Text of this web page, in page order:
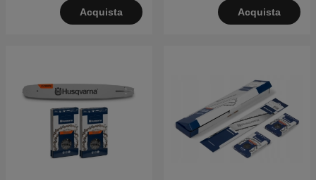
Acquista Acquista